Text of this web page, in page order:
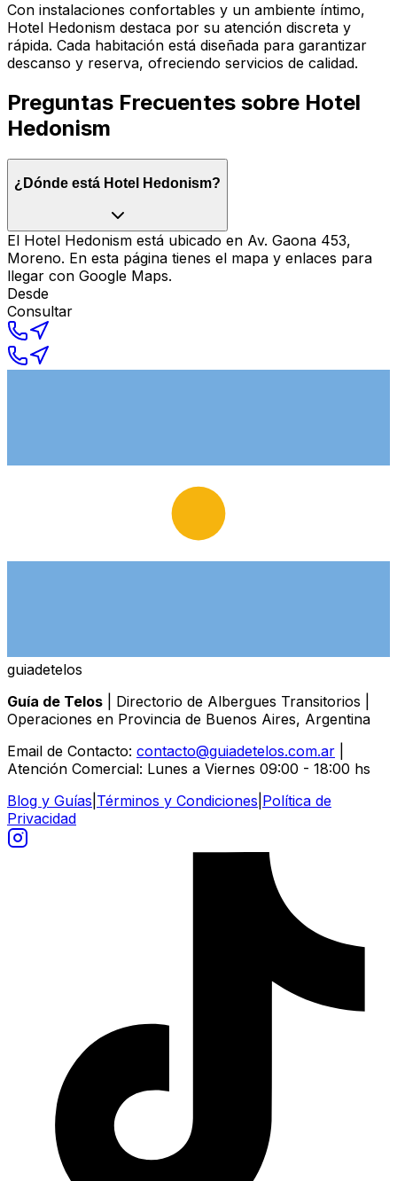
Con instalaciones confortables y un ambiente íntimo,
Hotel Hedonism destaca por su atención discreta y
rápida. Cada habitación está diseñada para garantizar
descanso y reserva, ofreciendo servicios de calidad.
Preguntas Frecuentes sobre Hotel
Hedonism
¿Dónde está Hotel Hedonism?
El Hotel Hedonism está ubicado en Av. Gaona 453,
Moreno. En esta página tienes el mapa y enlaces para
llegar con Google Maps.
Desde
Consultar
guiadetelos
Guía de Telos | Directorio de Albergues Transitorios |
Operaciones en Provincia de Buenos Aires, Argentina
Email de Contacto: contacto@guiadetelos.com.ar
Atención Comercial: Lunes a Viernes 09:00 - 18:00 hs
Blog y Guías Términos y Condiciones Política de
Privacidad